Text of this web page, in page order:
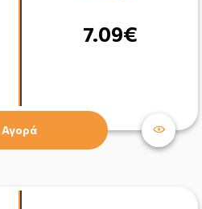
7.09€
Αγορά